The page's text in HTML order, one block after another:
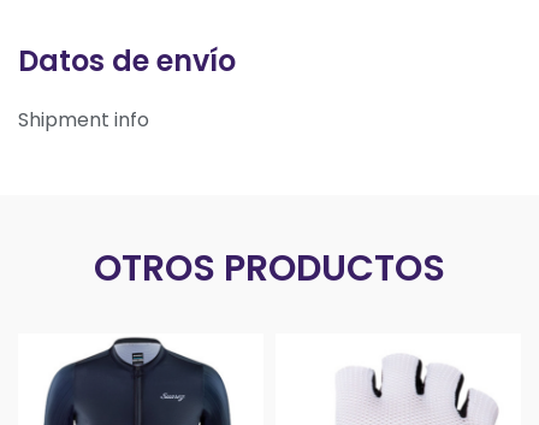
Datos de envío
Shipment info
OTROS PRODUCTOS